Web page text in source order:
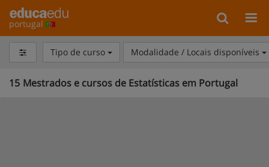
portugal
Tipo de curso Modalidade / Locais disponíveis
15 Mestrados e cursos de Estatísticas em Portugal